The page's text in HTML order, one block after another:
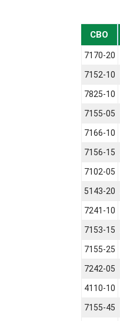
CBO
7170-20
7152-10
7825-10
7155-05
7166-10
7156-15
7102-05
5143-20
7241-10
7153-15
7155-25
7242-05
4110-10
7155-45